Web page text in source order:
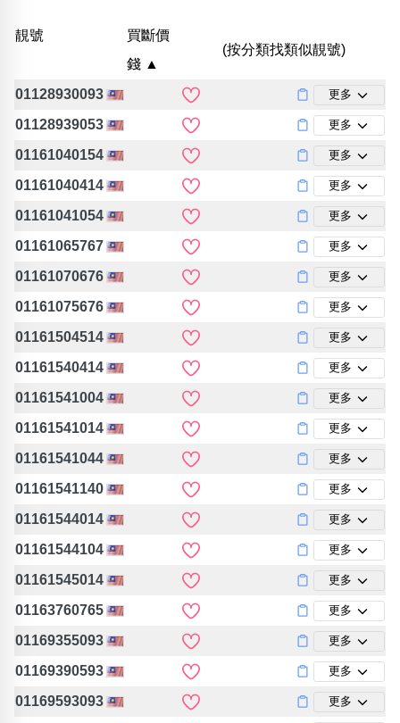
位置分類
次數分類
生日分類
生天延/貴財成
搜尋
靚號
買斷價
錢 ▲
(按分類找類似靚號)
01128930093 更多
01128939053 更多
01161040154 更多
01161040414 更多
01161041054 更多
01161065767 更多
01161070676 更多
01161075676 更多
01161504514 更多
01161540414 更多
01161541004 更多
01161541014 更多
01161541044 更多
01161541140 更多
01161544014 更多
01161544104 更多
01161545014 更多
01163760765 更多
01169355093 更多
01169390593 更多
01169593093 更多